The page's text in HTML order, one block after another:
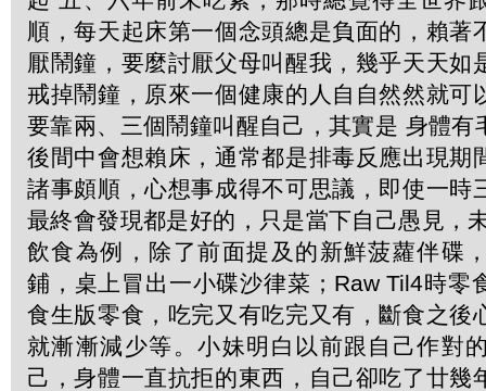
順，每天起床第一個念頭總是負面的，賴著
厭鬧鐘，要麼討厭父母叫醒我，幾乎天天如
戒掉鬧鐘，原來一個健康的人自自然然就可
要靠兩、三個鬧鐘叫醒自己，其實是 身體有
後間中會想賴床，通常都是排毒反應出現期
諸事頗順，心想事成得不可思議，即使一時
最終會發現都是好的，只是當下自己愚見，
飲食為例，除了前面提及的新鮮菠蘿伴碟
鋪，桌上冒出一小碟沙律菜；Raw Til4時零
食生版零食，吃完又有吃完又有，斷食之後
就漸漸減少等。小妹明白以前跟自己作對
己，身體一直抗拒的東西，自己卻吃了廿幾